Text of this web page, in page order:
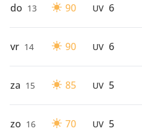
do 13 90 UV 6
vr 14 90 UV 6
za 15 85 UV 5
zo 16 70 UV 5